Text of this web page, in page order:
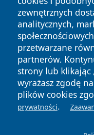
zewnętrznych
analitycznych,
przetwarzane
partnerów.
strony lub klikając
wyrażasz zgodę
plików cookies
prywatności.
Copyright © 2026
zastrzeżone.
News Autorzy